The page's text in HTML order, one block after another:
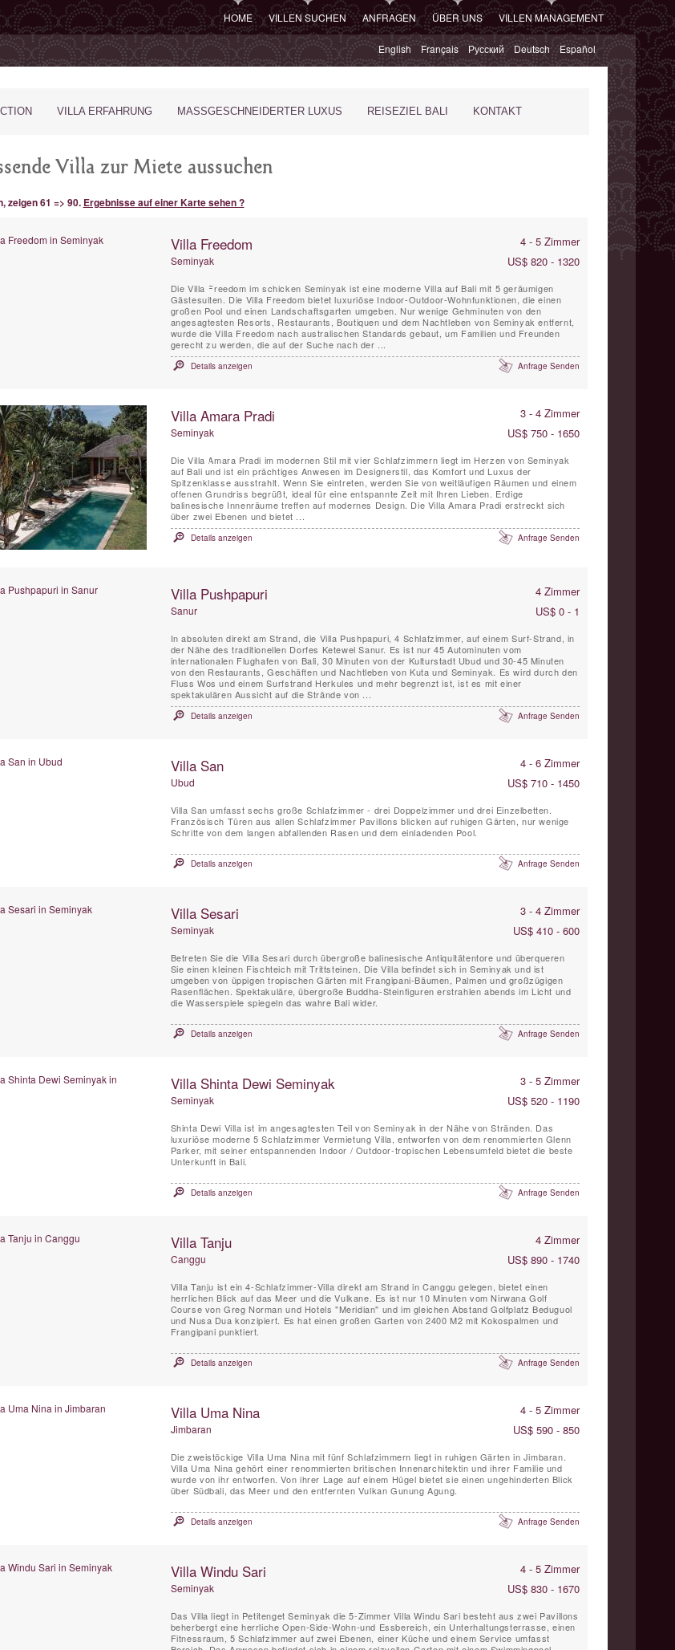
HOME VILLEN SUCHEN ANFRAGEN ÜBER UNS VILLEN MANAGEMENT
English Français Русский Deutsch Español
VILLA ERFAHRUNG MASSGESCHNEIDERTER LUXUS REISEZIEL BALI KONTAKT
Villa zur Miete aussuchen
zeigen 61 => 90. Ergebnisse auf einer Karte sehen ?
Villa Freedom 4 - 5 Zimmer
Seminyak US$ 820 - 1320
Die Villa Freedom im schicken Seminyak ist eine moderne Villa auf Bali mit 5 geräumigen
Gästesuiten. Die Villa Freedom bietet luxuriöse Indoor-Outdoor-Wohnfunktionen, die einen
großen Pool und einen Landschaftsgarten umgeben. Nur wenige Gehminuten von den
angesagtesten Resorts, Restaurants, Boutiquen und dem Nachtleben von Seminyak entfernt,
wurde die Villa Freedom nach australischen Standards gebaut, um Familien und Freunden
gerecht zu werden, die auf der Suche nach der ...
Details anzeigen Anfrage Senden
Villa Amara Pradi 3 - 4 Zimmer
Seminyak US$ 750 - 1650
Die Villa Amara Pradi im modernen Stil mit vier Schlafzimmern liegt im Herzen von Seminyak
auf Bali und ist ein prächtiges Anwesen im Designerstil, das Komfort und Luxus der
Spitzenklasse ausstrahlt. Wenn Sie eintreten, werden Sie von weitläufigen Räumen und einem
offenen Grundriss begrüßt, ideal für eine entspannte Zeit mit Ihren Lieben. Erdige
balinesische Innenräume treffen auf modernes Design. Die Villa Amara Pradi erstreckt sich
über zwei Ebenen und bietet ...
Details anzeigen Anfrage Senden
Villa Pushpapuri 4 Zimmer
Sanur US$ 0 - 1
In absoluten direkt am Strand, die Villa Pushpapuri, 4 Schlafzimmer, auf einem Surf-Strand, in
der Nähe des traditionellen Dorfes Ketewel Sanur. Es ist nur 45 Autominuten vom
internationalen Flughafen von Bali, 30 Minuten von der Kulturstadt Ubud und 30-45 Minuten
von den Restaurants, Geschäften und Nachtleben von Kuta und Seminyak. Es wird durch den
Fluss Wos und einem Surfstrand Herkules und mehr begrenzt ist, ist es mit einer
spektakulären Aussicht auf die Strände von ...
Details anzeigen Anfrage Senden
Villa San 4 - 6 Zimmer
Ubud US$ 710 - 1450
Villa San umfasst sechs große Schlafzimmer - drei Doppelzimmer und drei Einzelbetten.
Französisch Türen aus allen Schlafzimmer Pavillons blicken auf ruhigen Gärten, nur wenige
Schritte von dem langen abfallenden Rasen und dem einladenden Pool.
Details anzeigen Anfrage Senden
Villa Sesari 3 - 4 Zimmer
Seminyak US$ 410 - 600
Betreten Sie die Villa Sesari durch übergroße balinesische Antiquitätentore und überqueren
Sie einen kleinen Fischteich mit Trittsteinen. Die Villa befindet sich in Seminyak und ist
umgeben von üppigen tropischen Gärten mit Frangipani-Bäumen, Palmen und großzügigen
Rasenflächen. Spektakuläre, übergroße Buddha-Steinfiguren erstrahlen abends im Licht und
die Wasserspiele spiegeln das wahre Bali wider.
Details anzeigen Anfrage Senden
Villa Shinta Dewi Seminyak 3 - 5 Zimmer
Seminyak US$ 520 - 1190
Shinta Dewi Villa ist im angesagtesten Teil von Seminyak in der Nähe von Stränden. Das
luxuriöse moderne 5 Schlafzimmer Vermietung Villa, entworfen von dem renommierten Glenn
Parker, mit seiner entspannenden Indoor / Outdoor-tropischen Lebensumfeld bietet die beste
Unterkunft in Bali.
Details anzeigen Anfrage Senden
Villa Tanju 4 Zimmer
Canggu US$ 890 - 1740
Villa Tanju ist ein 4-Schlafzimmer-Villa direkt am Strand in Canggu gelegen, bietet einen
herrlichen Blick auf das Meer und die Vulkane. Es ist nur 10 Minuten vom Nirwana Golf
Course von Greg Norman und Hotels "Meridian" und im gleichen Abstand Golfplatz Beduguol
und Nusa Dua konzipiert. Es hat einen großen Garten von 2400 M2 mit Kokospalmen und
Frangipani punktiert.
Details anzeigen Anfrage Senden
Villa Uma Nina 4 - 5 Zimmer
Jimbaran US$ 590 - 850
Die zweistöckige Villa Uma Nina mit fünf Schlafzimmern liegt in ruhigen Gärten in Jimbaran.
Villa Uma Nina gehört einer renommierten britischen Innenarchitektin und ihrer Familie und
wurde von ihr entworfen. Von ihrer Lage auf einem Hügel bietet sie einen ungehinderten Blick
über Südbali, das Meer und den entfernten Vulkan Gunung Agung.
Details anzeigen Anfrage Senden
Villa Windu Sari 4 - 5 Zimmer
Seminyak US$ 830 - 1670
Das Villa liegt in Petitenget Seminyak die 5-Zimmer Villa Windu Sari besteht aus zwei Pavillons
beherbergt eine herrliche Open-Side-Wohn-und Essbereich, ein Unterhaltungsterrasse, einen
Fitnessraum, 5 Schlafzimmer auf zwei Ebenen, einer Küche und einem Service umfasst